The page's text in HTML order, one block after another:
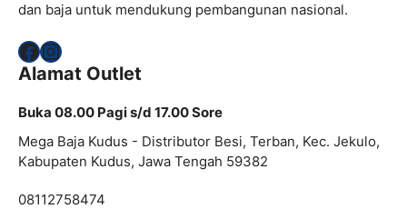
dan baja untuk mendukung pembangunan nasional.
Facebook
Instagram
Alamat Outlet
Buka 08.00 Pagi s/d 17.00 Sore
Mega Baja Kudus - Distributor Besi, Terban, Kec. Jekulo,
Kabupaten Kudus, Jawa Tengah 59382
08112758474